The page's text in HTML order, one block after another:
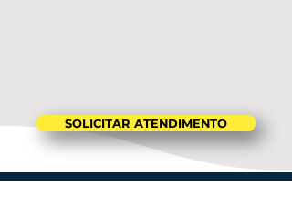
SOLICITAR ATENDIMENTO